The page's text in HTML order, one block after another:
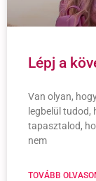
Lépj a
Van olyan,
legbelül tudod,
tapasztalod,
nem
TOVÁBB